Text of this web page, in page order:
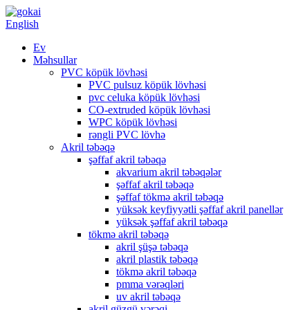
English
Ev
Məhsullar
PVC köpük lövhəsi
PVC pulsuz köpük lövhəsi
pvc celuka köpük lövhəsi
CO-extruded köpük lövhəsi
WPC köpük lövhəsi
rəngli PVC lövhə
Akril təbəqə
şəffaf akril təbəqə
akvarium akril təbəqələr
şəffaf akril təbəqə
şəffaf tökmə akril təbəqə
yüksək keyfiyyətli şəffaf akril panellər
yüksək şəffaf akril təbəqə
tökmə akril təbəqə
akril şüşə təbəqə
akril plastik təbəqə
tökmə akril təbəqə
pmma vərəqləri
uv akril təbəqə